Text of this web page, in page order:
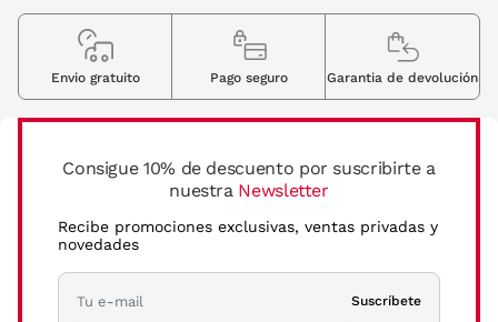
Consigue 10% de descuento por suscribirte a
nuestra Newsletter
Recibe promociones exclusivas, ventas privadas y
novedades
Suscríbete
Envio gratuito Pago seguro Garantia de devolución